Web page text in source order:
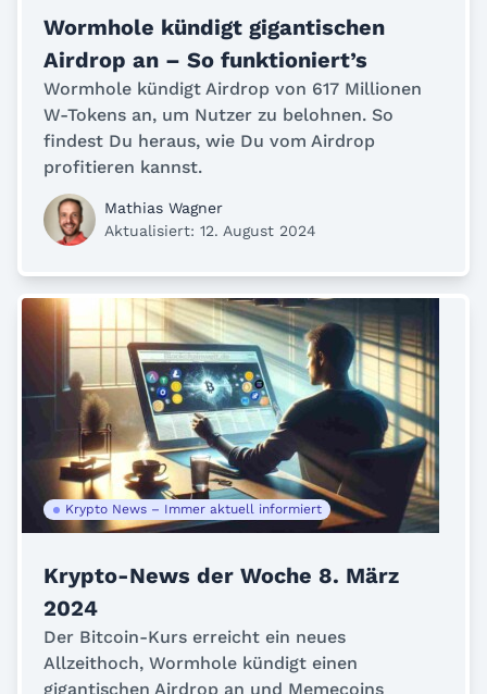
Wormhole kündigt gigantischen
Airdrop an – So funktioniert’s
Wormhole kündigt Airdrop von 617 Millionen
W-Tokens an, um Nutzer zu belohnen. So
findest Du heraus, wie Du vom Airdrop
profitieren kannst.
Mathias Wagner
Aktualisiert: 12. August 2024
Krypto News – Immer aktuell informiert
Krypto-News der Woche 8. März
2024
Der Bitcoin-Kurs erreicht ein neues
Allzeithoch, Wormhole kündigt einen
gigantischen Airdrop an und Memecoins